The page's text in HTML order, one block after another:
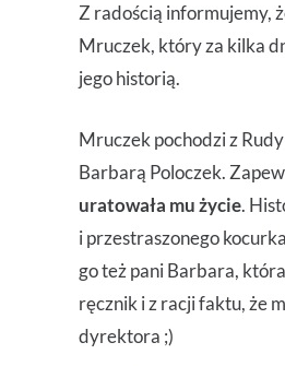
Z radością informujemy,
Mruczek, który za kilka
jego historią.
Mruczek pochodzi z
Barbarą Poloczek.
uratowała mu życie.
i przestraszonego
go też pani Barbara,
ręcznik i z racji faktu, że
dyrektora ;)